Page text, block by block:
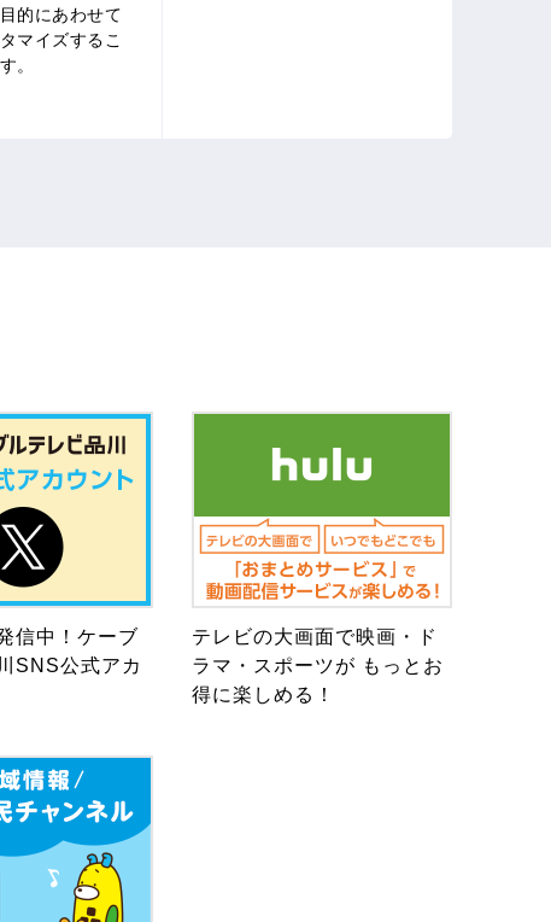
的にあわせて
マイズするこ
。
信中！ケーブ
SNS公式アカ
テレビの大画面で映画・ド
ラマ・スポーツが もっとお
得に楽しめる！